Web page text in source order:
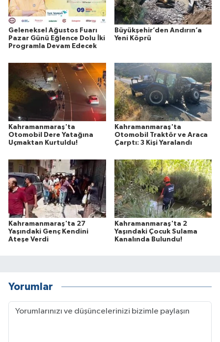
Geleneksel Ağustos Fuarı
Pazar Günü Eğlence Dolu İki
Programla Devam Edecek
Büyükşehir’den Andırın’a
Yeni Köprü
Kahramanmaraş'ta
Otomobil Dere Yatağına
Uçmaktan Kurtuldu!
Kahramanmaraş'ta
Otomobil Traktör ve Araca
Çarptı: 3 Kişi Yaralandı
Kahramanmaraş'ta 27
Yaşındaki Genç Kendini
Ateşe Verdi
Kahramanmaraş'ta 2
Yaşındaki Çocuk Sulama
Kanalında Bulundu!
Yorumlar